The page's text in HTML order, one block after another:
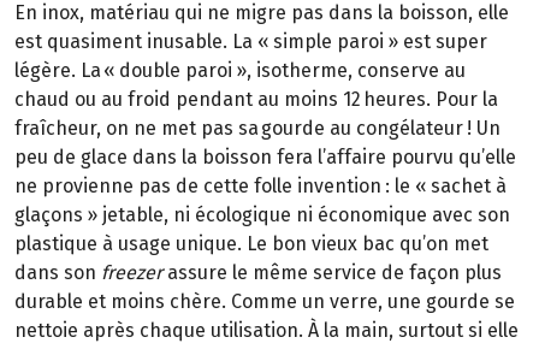
En inox, matériau qui ne migre pas dans la boisson, elle
est quasiment inusable. La « simple paroi » est super
légère. La « double paroi », isotherme, conserve au
chaud ou au froid pendant au moins 12 heures. Pour la
fraîcheur, on ne met pas sa gourde au congélateur ! Un
peu de glace dans la boisson fera l’affaire pourvu qu’elle
ne provienne pas de cette folle invention : le « sachet à
glaçons » jetable, ni écologique ni économique avec son
plastique à usage unique. Le bon vieux bac qu’on met
dans son freezerassure le même service de façon plus
durable et moins chère. Comme un verre, une gourde se
nettoie après chaque utilisation. À la main, surtout si elle